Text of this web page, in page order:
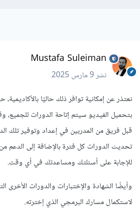
Mustafa Suleiman
نشر9 مارس 2025
نعتذر عن إمكانية توافر ذلك حاليًا
بتحميل الفيديو سيتم إتاحة الدورات
قبل فريق من المدربين في إعداد وتوفير تلك
تحديث الدورات كل فترة بالإضافة إلى الدعم
للإجابة على أسئلتك ومساعدتك في أي وقت.
وأيضًا الشهادة والإختبارات والدورات الأخرى
لاستكمال مسارك البرمجي الذي إخترته.